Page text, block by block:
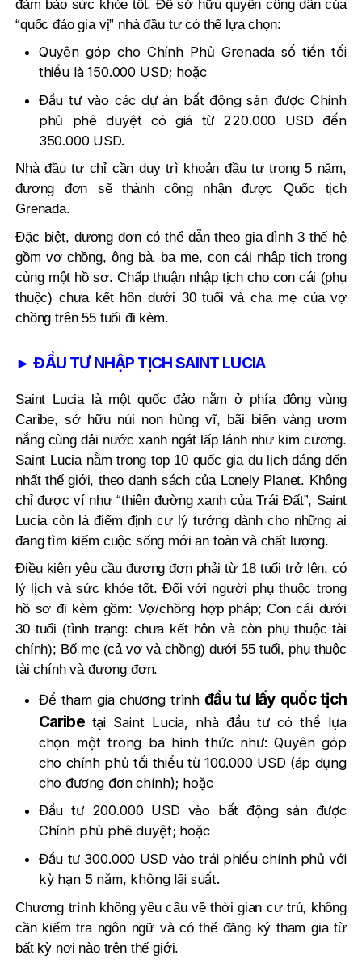
đảm bảo sức khỏe tốt. Để sở hữu quyền công dân của
“quốc đảo gia vị” nhà đầu tư có thể lựa chọn:
Quyên góp cho Chính Phủ Grenada số tiền tối
thiểu là 150.000 USD; hoặc
Đầu tư vào các dự án bất động sản được Chính
phủ phê duyệt có giá từ 220.000 USD đến
350.000 USD.
Nhà đầu tư chỉ cần duy trì khoản đầu tư trong 5 năm,
đương đơn sẽ thành công nhận được Quốc tịch
Grenada.
Đặc biệt, đương đơn có thể dẫn theo gia đình 3 thế hệ
gồm vợ chồng, ông bà, ba mẹ, con cái nhập tịch trong
cùng một hồ sơ. Chấp thuận nhập tịch cho con cái (phụ
thuộc) chưa kết hôn dưới 30 tuổi và cha mẹ của vợ
chồng trên 55 tuổi đi kèm.
► ĐẦU TƯ NHẬP TỊCH SAINT LUCIA
Saint Lucia là một quốc đảo nằm ở phía đông vùng
Caribe, sở hữu núi non hùng vĩ, bãi biển vàng ươm
nắng cùng dải nước xanh ngát lấp lánh như kim cương.
Saint Lucia nằm trong top 10 quốc gia du lịch đáng đến
nhất thế giới, theo danh sách của Lonely Planet. Không
chỉ được ví như “thiên đường xanh của Trái Đất”, Saint
Lucia còn là điểm định cư lý tưởng dành cho những ai
đang tìm kiếm cuộc sống mới an toàn và chất lượng.
Điều kiện yêu cầu đương đơn phải từ 18 tuổi trở lên, có
lý lịch và sức khỏe tốt. Đối với người phụ thuộc trong
hồ sơ đi kèm gồm: Vợ/chồng hợp pháp; Con cái dưới
30 tuổi (tình trạng: chưa kết hôn và còn phụ thuộc tài
chính); Bố mẹ (cả vợ và chồng) dưới 55 tuổi, phụ thuộc
tài chính và đương đơn.
Để tham gia chương trìnhđầu tư lấy quốc tịch
Caribe tại Saint Lucia, nhà đầu tư có thể lựa
chọn một trong ba hình thức như: Quyên góp
cho chính phủ tối thiểu từ 100.000 USD (áp dụng
cho đương đơn chính); hoặc
Đầu tư 200.000 USD vào bất động sản được
Chính phủ phê duyệt; hoặc
Đầu tư 300.000 USD vào trái phiếu chính phủ với
kỳ hạn 5 năm, không lãi suất.
Chương trình không yêu cầu về thời gian cư trú, không
cần kiểm tra ngôn ngữ và có thể đăng ký tham gia từ
bất kỳ nơi nào trên thế giới.